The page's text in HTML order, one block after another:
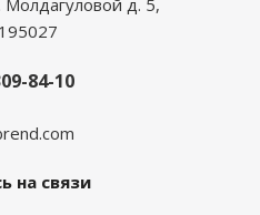
Молдагуловой д. 5,
84-10
на связи